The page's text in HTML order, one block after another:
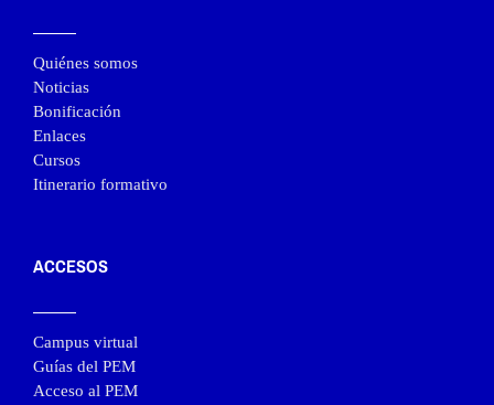
Quiénes somos
Noticias
Bonificación
Enlaces
Cursos
Itinerario formativo
ACCESOS
Campus virtual
Guías del PEM
Acceso al PEM